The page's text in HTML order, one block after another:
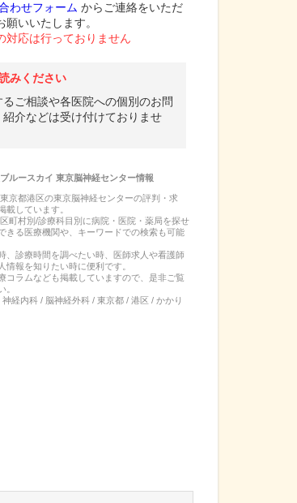
わせフォーム からご連絡をいただ
願いいたします。
対応は行っておりません
みください
ご相談や各医院への個別のお問
紹介などは受け付けておりませ
ルースカイ 東京脳神経センター情報
東京都港区の東京脳神経センターの評判・求
載しています。
町村別/診療科目別に病院・医院・薬局を探せ
きる医療機関や、キーワードでの検索も可能
、診療時間を調べたい時、医師求人や看護師
情報を知りたい時に便利です。
コラムなども掲載していますので、是非ご覧
。
神経内科 / 脳神経外科 / 東京都 / 港区 / かかり